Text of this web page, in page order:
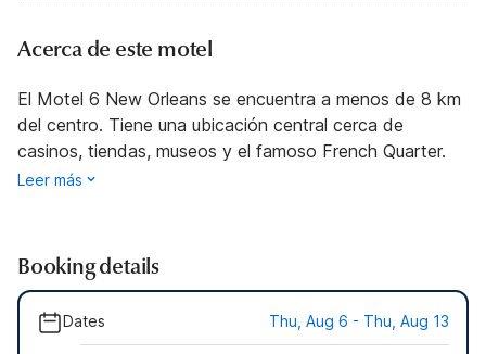
Acerca de este motel
El Motel 6 New Orleans se encuentra a menos de 8 km
del centro. Tiene una ubicación central cerca de
casinos, tiendas, museos y el famoso French Quarter.
Leer más
Booking details
Dates Thu, Aug 6 - Thu, Aug 13